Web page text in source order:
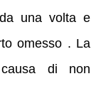
una volta e
omesso . La
di non